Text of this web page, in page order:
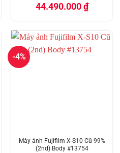
44.490.000₫
-4%
Máy ảnh Fujifilm X-S10 Cũ 99%
(2nd) Body #13754